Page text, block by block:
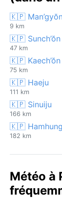
🇰🇵
9 km
🇰🇵 Sunch’ŏn
47 km
🇰🇵 Kaech’ŏn
75 km
🇰🇵 Haeju
111 km
🇰🇵 Sinuiju
166 km
🇰🇵 Hamhung
182 km
Météo à